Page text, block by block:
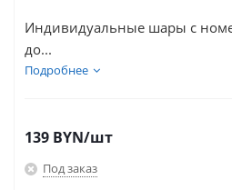
Индивидуальные шары с
до...
Подробнее
139 BYN/шт
Под заказ